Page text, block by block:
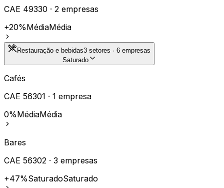
CAE 49330 · 2 empresas
+20%MédiaMédia
Restauração e bebidas3 setores · 6 empresas
Saturado
Cafés
CAE 56301 · 1 empresa
0%MédiaMédia
Bares
CAE 56302 · 3 empresas
+47%SaturadoSaturado